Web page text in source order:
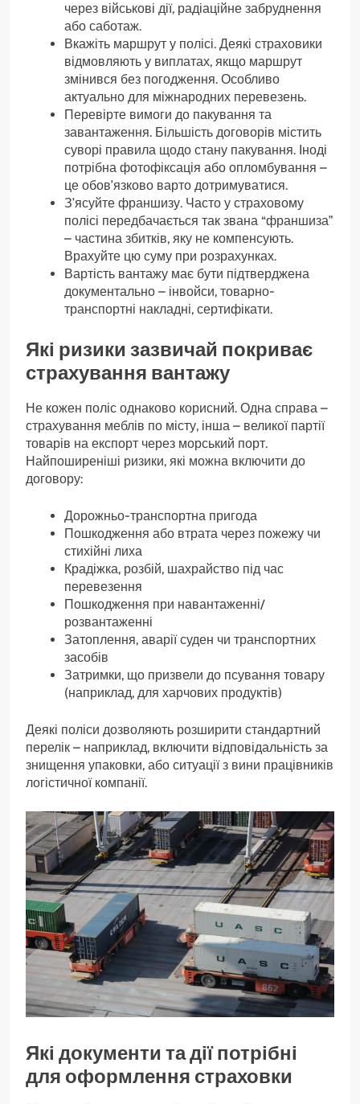
через військові дії, радіаційне забруднення
або саботаж.
Вкажіть маршрут у полісі. Деякі страховики
відмовляють у виплатах, якщо маршрут
змінився без погодження. Особливо
актуально для міжнародних перевезень.
Перевірте вимоги до пакування та
завантаження. Більшість договорів містить
суворі правила щодо стану пакування. Іноді
потрібна фотофіксація або опломбування –
це обов’язково варто дотримуватися.
З’ясуйте франшизу. Часто у страховому
полісі передбачається так звана “франшиза”
– частина збитків, яку не компенсують.
Врахуйте цю суму при розрахунках.
Вартість вантажу має бути підтверджена
документально – інвойси, товарно-
транспортні накладні, сертифікати.
Які ризики зазвичай покриває
страхування вантажу
Не кожен поліс однаково корисний. Одна справа –
страхування меблів по місту, інша – великої партії
товарів на експорт через морський порт.
Найпоширеніші ризики, які можна включити до
договору:
Дорожньо-транспортна пригода
Пошкодження або втрата через пожежу чи
стихійні лиха
Крадіжка, розбій, шахрайство під час
перевезення
Пошкодження при навантаженні/
розвантаженні
Затоплення, аварії суден чи транспортних
засобів
Затримки, що призвели до псування товару
(наприклад, для харчових продуктів)
Деякі поліси дозволяють розширити стандартний
перелік – наприклад, включити відповідальність за
знищення упаковки, або ситуації з вини працівників
логістичної компанії.
Які документи та дії потрібні
для оформлення страховки